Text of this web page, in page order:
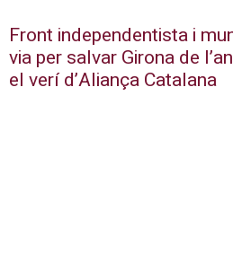
Front independentista i
via per salvar Girona de
el verí d’Aliança Catalana